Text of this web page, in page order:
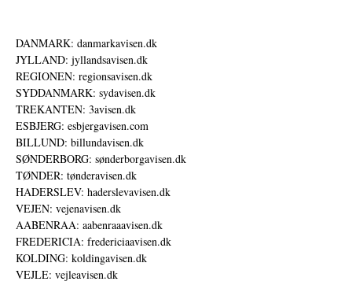
DANMARK: danmarkavisen.dk
JYLLAND: jyllandsavisen.dk
REGIONEN: regionsavisen.dk
SYDDANMARK: sydavisen.dk
TREKANTEN: 3avisen.dk
ESBJERG: esbjergavisen.com
BILLUND: billundavisen.dk
SØNDERBORG: sønderborgavisen.dk
TØNDER: tønderavisen.dk
HADERSLEV: haderslevavisen.dk
VEJEN: vejenavisen.dk
AABENRAA: aabenraaavisen.dk
FREDERICIA: fredericiaavisen.dk
KOLDING: koldingavisen.dk
VEJLE: vejleavisen.dk